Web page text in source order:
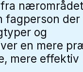
fagperson der
og
en mere
mere effektiv